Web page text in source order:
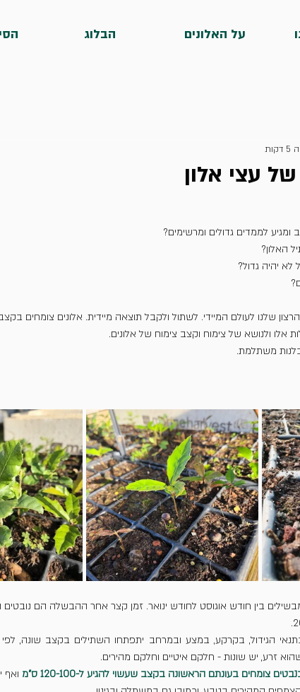
על האלונים הבלוג
עצי אלון
לממדים גדולים ומרשימים?
האלון?
יהיה גדול?
שלנו לעולם המיידי. לשתול ולקבל תוצאה מיידית. אלונים צומחים
אלו ולנושא של צימוח וקצב צימוח של אלונים.
משתלמת.
מבשילים בין חודש אוגוסט לחודש ינואר. זמן קצר אחר ההבשלה הם
זרע, יש שונות - חלקם איטיים וחלקם מהירים.
צומחים בעונתם הראשונה בקצב שעשוי להגיע ל-120-100 ס"מ
ואף